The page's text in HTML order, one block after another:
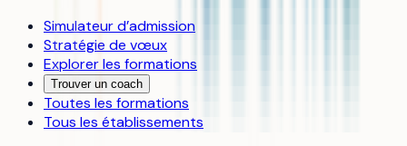
Simulateur d’admission
Stratégie de vœux
Explorer les formations
Trouver un coach
Toutes les formations
Tous les établissements